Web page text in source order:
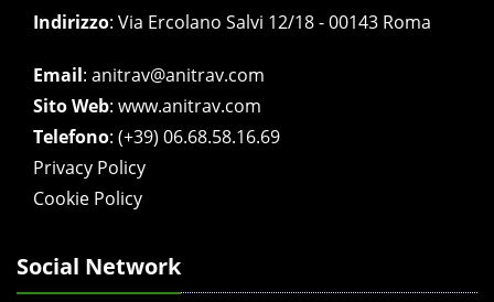
Indirizzo: Via Ercolano Salvi 12/18 - 00143 Roma
Email: anitrav@anitrav.com
Sito Web: www.anitrav.com
Telefono: (+39) 06.68.58.16.69
Privacy Policy
Cookie Policy
Social Network